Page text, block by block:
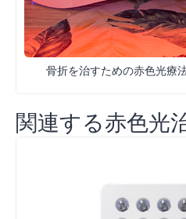
骨折を治すための赤色光療
関連する赤色光